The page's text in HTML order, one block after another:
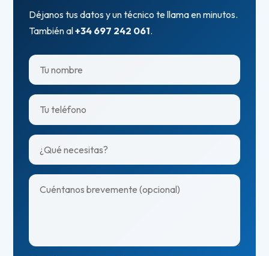
Déjanos tus datos y un técnico te llama en minutos.
También al+34 697 242 061.